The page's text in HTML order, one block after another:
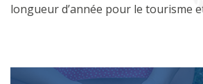
longueur d’année pour le tourisme